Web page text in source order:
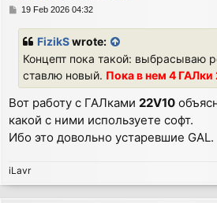
P19 Feb 2026 04:32
FizikSwrote:
Концепт пока такой: выбрасываю
ставлю новый. Пока в нем 4 ГАЛки
Вот работу с ГАЛками 22V10
какой с ними используете софт.
Ибо это довольно устаревшие GAL.
iLavr